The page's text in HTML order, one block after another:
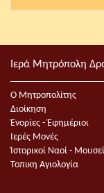
Ιερά Μητρόπολη
Ο Μητροπολίτης
Διοίκηση
Ἐνορίες - Ἐφημέριοι
Ιερές Μονές
Ἱστορικοί Ναοί -
Τοπικη Αγιολογία